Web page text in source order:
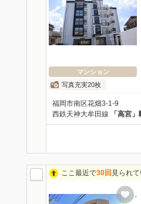
マンション
写真充実20枚
福岡市南区花畑3-1-9
西鉄天神大牟田線 「高宮」
ここ最近で30回 見られて